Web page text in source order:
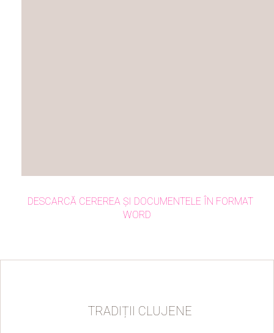
DESCARCĂ CEREREA ȘI DOCUMENTELE ÎN FORMAT
WORD
TRADIȚII CLUJENE